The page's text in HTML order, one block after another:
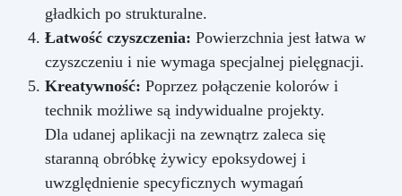
gładkich po strukturalne.
Łatwość czyszczenia: Powierzchnia jest łatwa w
czyszczeniu i nie wymaga specjalnej pielęgnacji.
Kreatywność: Poprzez połączenie kolorów i
technik możliwe są indywidualne projekty.
Dla udanej aplikacji na zewnątrz zaleca się
staranną obróbkę żywicy epoksydowej i
uwzględnienie specyficznych wymagań